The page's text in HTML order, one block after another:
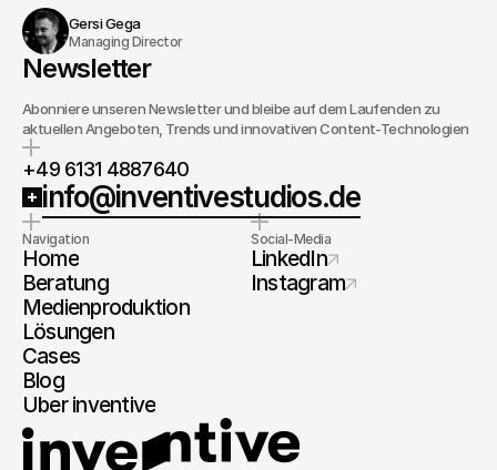
Gersi Gega
Managing Director
Newsletter
Abonniere unseren Newsletter und bleibe auf dem Laufenden zu
aktuellen Angeboten, Trends und innovativen Content-Technologien
+49 6131 4887640
info@inventivestudios.de
Navigation
Home
Beratung
Medienproduktion
Lösungen
Cases
Blog
Über inventive
Social-Media
LinkedIn
Instagram